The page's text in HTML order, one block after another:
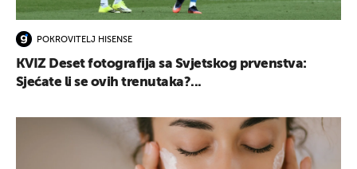
POKROVITELJ HISENSE
KVIZ Deset fotografija sa Svjetskog prvenstva:
Sjećate li se ovih trenutaka?...